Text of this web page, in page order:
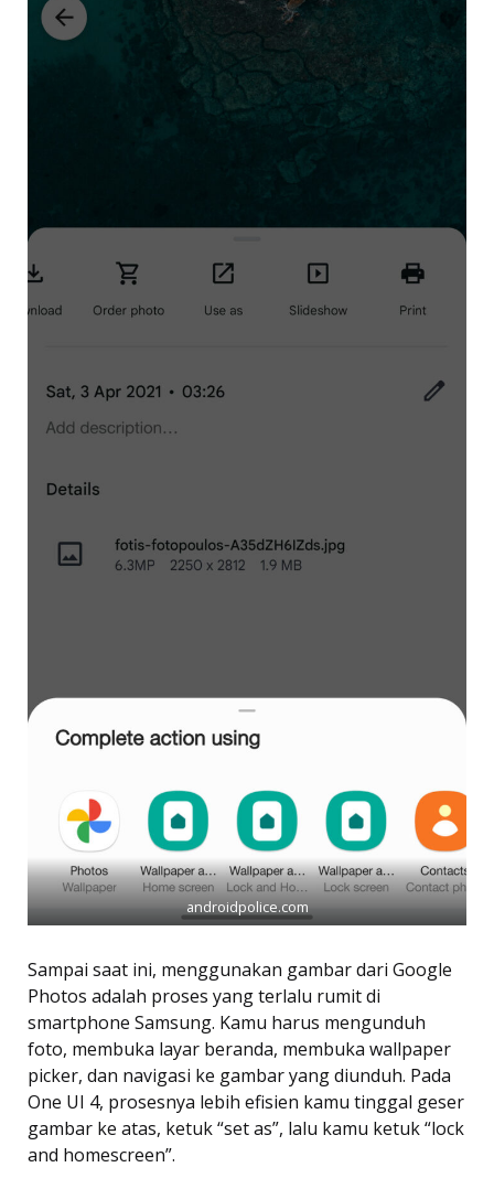
androidpolice.com
Sampai saat ini, menggunakan gambar dari Google
Photos adalah proses yang terlalu rumit di
smartphone Samsung. Kamu harus mengunduh
foto, membuka layar beranda, membuka wallpaper
picker, dan navigasi ke gambar yang diunduh. Pada
One UI 4, prosesnya lebih efisien kamu tinggal geser
gambar ke atas, ketuk “set as”, lalu kamu ketuk “lock
and homescreen”.